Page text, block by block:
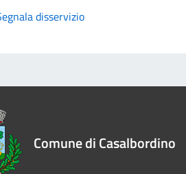
disservizio
Comune di Casalbordino